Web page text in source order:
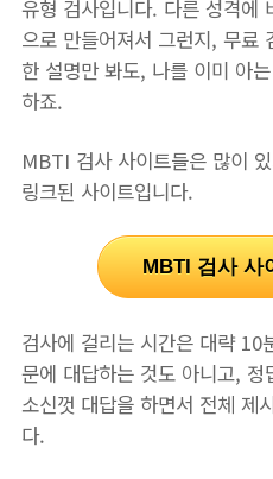
유형 검사입니다. 다른 성격에
으로 만들어져서 그런지, 무료
한 설명만 봐도, 나를 이미 아
하죠.
MBTI 검사 사이트들은 많이
링크된 사이트입니다.
MBTI 검사 사
검사에 걸리는 시간은 대략 10
문에 대답하는 것도 아니고,
소신껏 대답을 하면서 전체 제
다.